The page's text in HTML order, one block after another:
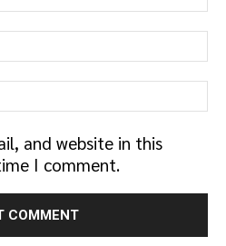
and website in this
I comment.